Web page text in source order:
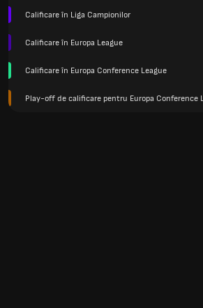
Calificare în Liga Campionilor
Calificare în Europa League
Calificare în Europa Conference League
Play-off de calificare pentru Europa Conference